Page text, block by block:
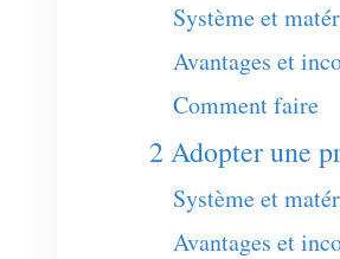
Système et
Avantages et
Comment faire
2 Adopter une
Système et
Avantages et